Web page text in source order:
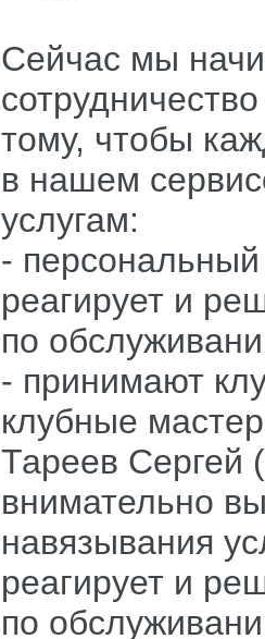
Сейчас мы
тому, чтобы
в нашем
услугам:
-
реагирует и
по
- принимают
клубные
Тареев Сергей
внимательно
навязывания
реагирует и
по